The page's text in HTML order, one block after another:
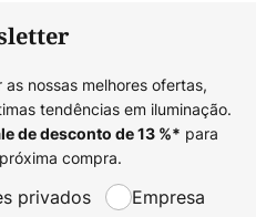
nossas melhores ofertas,
tendências em iluminação.
de desconto de13%* para
compra.
privados Empresa